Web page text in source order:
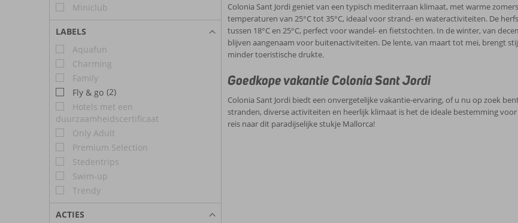
Miniclub
LABELS
Aquafun
Charming
Family
Fly & go (2)
Hotels met een
duurzaamheidscertificaat
Only Adult
Premium Selection
Stedentrips
Swim-up
Trendy
ACTIES
Colonia Sant Jordi geniet van een typisch mediterraan klimaat, met warme
temperaturen van 25°C tot 35°C, ideaal voor strand- en wateractiviteiten. De
tussen 18°C en 25°C, perfect voor wandel- en fietstochten. In de winter, van
blijven aangenaam voor buitenactiviteiten. De lente, van maart tot mei, brengt
minder toeristische drukte.
Goedkope vakantie Colonia Sant Jordi
Colonia Sant Jordi biedt een onvergetelijke vakantie-ervaring, of u nu op zoek
stranden, diverse activiteiten en heerlijk klimaat is het de ideale bestemming
reis naar dit paradijselijke stukje Mallorca!